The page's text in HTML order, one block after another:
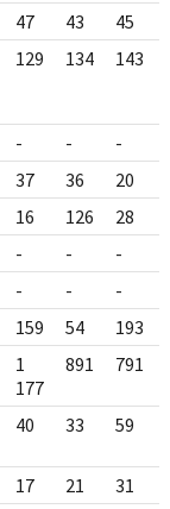
47 43 45
129 134 143
- - -
37 36 20
16 126 28
- - -
- - -
159 54 193
1
177
891 791
40 33 59
17 21 31